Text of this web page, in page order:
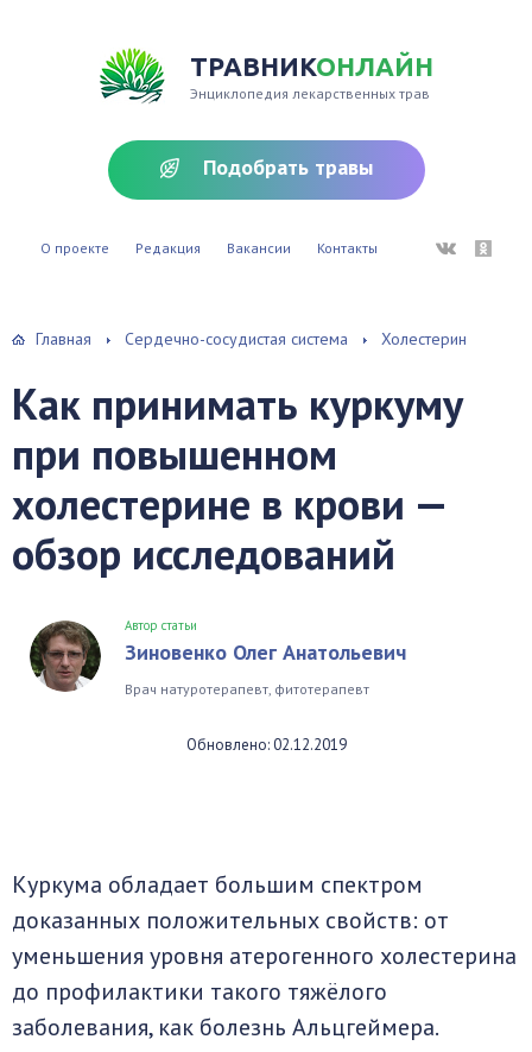
ТРАВНИКОНЛАЙН
Энциклопедия лекарственных трав
Подобрать травы
О проекте Редакция Вакансии Контакты ВКонтакте
Главная Сердечно-сосудистая система Холестерин
Как принимать куркуму
при повышенном
холестерине в крови —
обзор исследований
Автор статьи
Зиновенко Олег Анатольевич
Врач натуротерапевт, фитотерапевт
Обновлено: 02.12.2019
Куркума обладает большим спектром
доказанных положительных свойств: от
уменьшения уровня атерогенного холестерина
до профилактики такого тяжёлого
заболевания, как болезнь Альцгеймера.